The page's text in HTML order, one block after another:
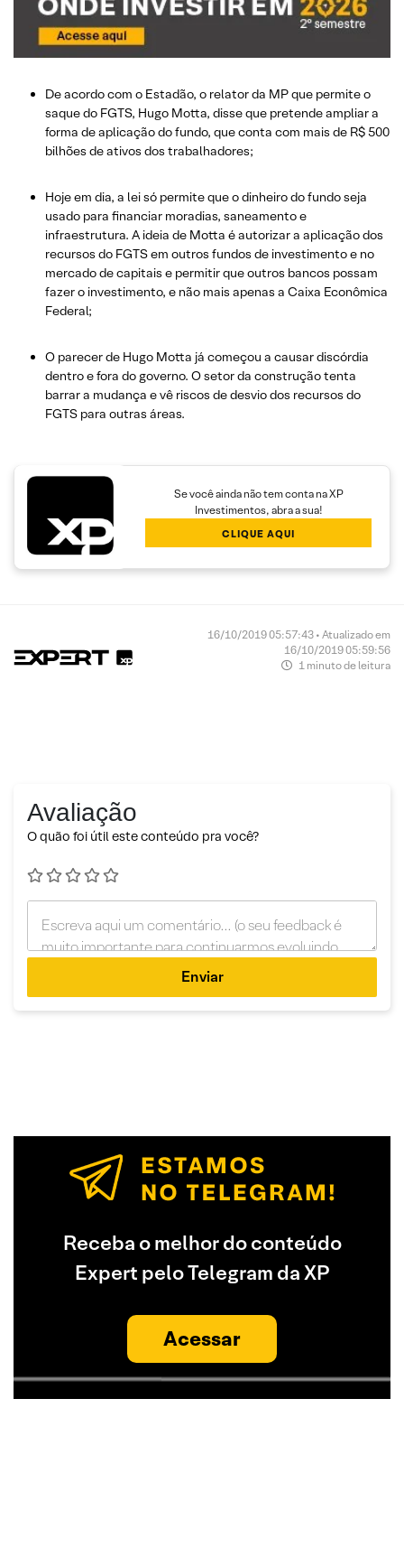
De acordo com o Estadão, o relator da MP que permite o
saque do FGTS, Hugo Motta, disse que pretende ampliar a
forma de aplicação do fundo, que conta com mais de R$ 500
bilhões de ativos dos trabalhadores;
Hoje em dia, a lei só permite que o dinheiro do fundo seja
usado para financiar moradias, saneamento e
infraestrutura. A ideia de Motta é autorizar a aplicação dos
recursos do FGTS em outros fundos de investimento e no
mercado de capitais e permitir que outros bancos possam
fazer o investimento, e não mais apenas a Caixa Econômica
Federal;
O parecer de Hugo Motta já começou a causar discórdia
dentro e fora do governo. O setor da construção tenta
barrar a mudança e vê riscos de desvio dos recursos do
FGTS para outras áreas.
Se você ainda não tem conta na XP
Investimentos, abra a sua!
CLIQUE AQUI
16/10/2019 05:57:43 • Atualizado em
16/10/2019 05:59:56
1 minuto de leitura
Avaliação
O quão foi útil este conteúdo pra você?
Enviar
Receba o melhor do conteúdo
Expert pelo Telegram da XP
Acessar